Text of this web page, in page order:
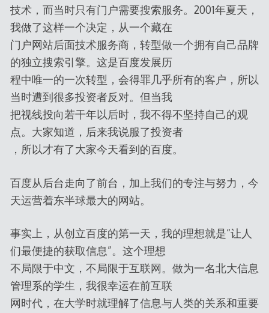
技术，而当时只有门户需要搜索服务。2001年夏天，
我做了这样一个决定，从一个藏在
门户网站后面技术服务商，转型做一个拥有自己品牌
的独立搜索引擎。这是百度发展历
程中唯一的一次转型，会得罪几乎所有的客户，所以
当时遭到很多投资者反对。但当我
把视线投向若干年以后时，我不得不坚持自己的观
点。大家知道，后来我说服了投资者
，所以才有了大家今天看到的百度。
百度从后台走向了前台，加上我们的专注与努力，今
天运营着东半球最大的网站。
事实上，从创立百度的第一天，我的理想就是“让人
们最便捷的获取信息”。这个理想
不局限于中文，不局限于互联网。做为一名北大信息
管理系的学生，我很幸运在前互联
网时代，在大学时就理解了信息与人类的关系和重要